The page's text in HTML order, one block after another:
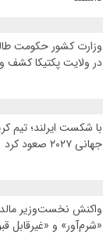
در ولایت پکتیکا
با شکست ایرلند؛ تیم
جهانی ۲۰۲۷ صعود کرد
واکنش نخست‌وزیر
«شرم‌آور» و «غیرقابل